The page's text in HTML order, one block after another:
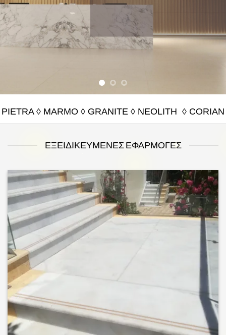
PIETRA ◊ MARMO ◊ GRANITE ◊ NEOLITH ◊ CORIAN
ΕΞΕΙΔΙΚΕΥΜΕΝΕΣ ΕΦΑΡΜΟΓΕΣ